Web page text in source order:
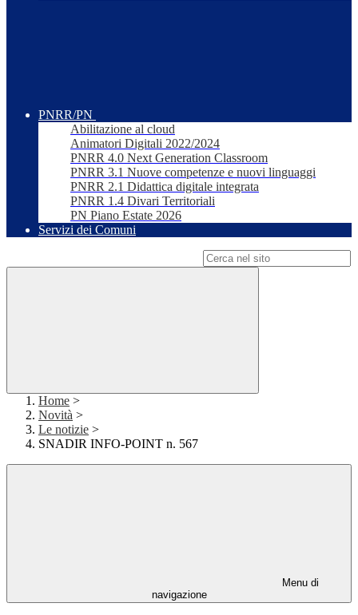
PNRR/PN
Abilitazione al cloud
Animatori Digitali 2022/2024
PNRR 4.0 Next Generation Classroom
PNRR 3.1 Nuove competenze e nuovi linguaggi
PNRR 2.1 Didattica digitale integrata
PNRR 1.4 Divari Territoriali
PN Piano Estate 2026
Servizi dei Comuni
Home >
Novità >
Le notizie >
SNADIR INFO-POINT n. 567
Menu di
navigazione